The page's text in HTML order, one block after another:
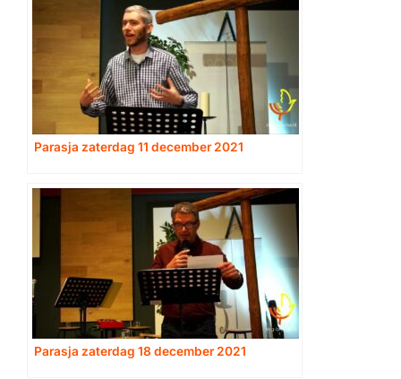
Parasja zaterdag 11 december 2021
Parasja zaterdag 18 december 2021